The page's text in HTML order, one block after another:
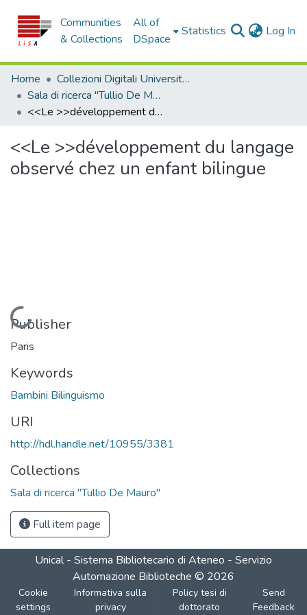
Communities
& Collections
All of
DSpace
Statistics Log In
Home
Collezioni Digitali Università della Calabria
Sala di ricerca "Tullio De Mauro"
<<Le >>développement du langage observé chez un enfant bilingue
<<Le >>développement du langage
observé chez un enfant bilingue
Loading...
Publisher
Paris
Keywords
Bambini Bilinguismo
URI
http://hdl.handle.net/10955/3381
Collections
Sala di ricerca "Tullio De Mauro"
Full item page
Unical - Sistema Bibliotecario di Ateneo - Servizio
Automazione Biblioteche © 2026
Cookie
settings
Informativa sulla
privacy
Policy tesi di
dottorato
Send
Feedback